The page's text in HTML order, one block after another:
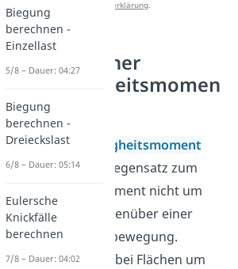
Datenschutzerklärung.
Satz von Steiner
Flächenträgheitsmomen
Bei demFlächenträgheitsmoment
handelt es sich im Gegensatz zum
Massenträgheitsmoment nicht um
den Widerstand gegenüber einer
Änderung der Drehbewegung.
Stattdessen geht es bei Flächen um
Biegung
berechnen -
Einzellast
5/8 – Dauer: 04:27
Biegung
berechnen -
Dreieckslast
6/8 – Dauer: 05:14
Eulersche
Knickfälle
berechnen
7/8 – Dauer: 04:02